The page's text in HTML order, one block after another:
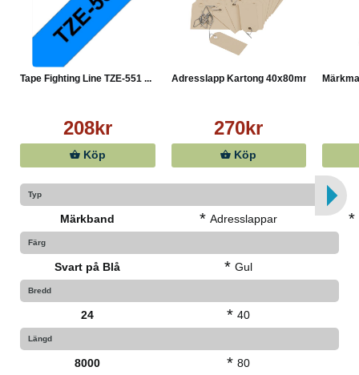
Tape Fighting Line TZE-551 ...
208kr
Köp
Adresslapp Kartong 40x80mm ...
270kr
Köp
Typ
Märkband * Adresslappar *
Färg
Svart på Blå * Gul
Bredd
24 * 40
Längd
8000 * 80